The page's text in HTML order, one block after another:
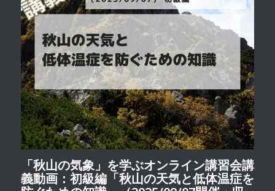
「秋山の気象」を学ぶオンライン講習会講
義動画：初級編「秋山の天気と低体温症を